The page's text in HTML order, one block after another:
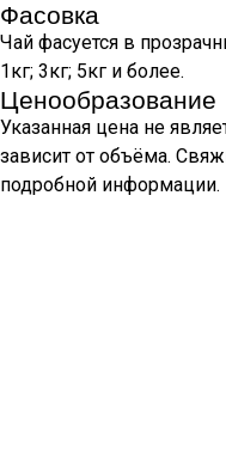
Фасовка
Чай фасуется в
1кг; 3кг; 5кг и более.
Ценообразование
Указанная цена не
зависит от объёма.
подробной информации.